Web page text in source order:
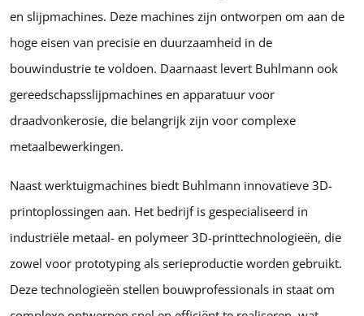
en slijpmachines. Deze machines zijn ontworpen om aan de
hoge eisen van precisie en duurzaamheid in de
bouwindustrie te voldoen. Daarnaast levert Buhlmann ook
gereedschapsslijpmachines en apparatuur voor
draadvonkerosie, die belangrijk zijn voor complexe
metaalbewerkingen.
Naast werktuigmachines biedt Buhlmann innovatieve 3D-
printoplossingen aan. Het bedrijf is gespecialiseerd in
industriële metaal- en polymeer 3D-printtechnologieën, die
zowel voor prototyping als serieproductie worden gebruikt.
Deze technologieën stellen bouwprofessionals in staat om